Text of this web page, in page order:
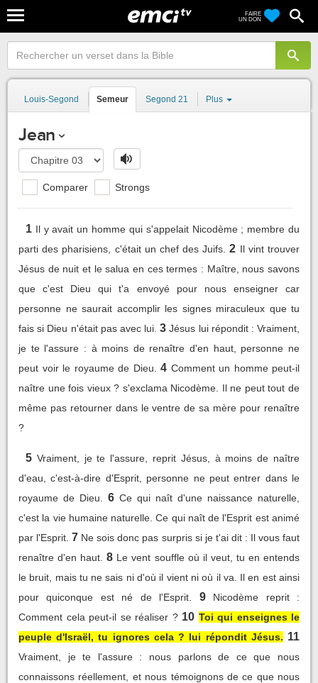
FAIRE
UN DON
Louis-Segond Semeur Segond 21 Plus
Jean
Comparer Strongs
1 Il y avait un homme qui s'appelait Nicodème ; membre du
parti des pharisiens, c'était un chef des Juifs. 2 Il vint trouver
Jésus de nuit et le salua en ces termes : Maître, nous savons
que c'est Dieu qui t'a envoyé pour nous enseigner car
personne ne saurait accomplir les signes miraculeux que tu
fais si Dieu n'était pas avec lui. 3 Jésus lui répondit : Vraiment,
je te l'assure : à moins de renaître d'en haut, personne ne
peut voir le royaume de Dieu.
4 Comment un homme peut-il
naître une fois vieux ? s'exclama Nicodème. Il ne peut tout de
même pas retourner dans le ventre de sa mère pour renaître
?
5 Vraiment, je te l'assure, reprit Jésus, à moins de naître
d'eau, c'est-à-dire d'Esprit, personne ne peut entrer dans le
royaume de Dieu.
6 Ce qui naît d'une naissance naturelle,
c'est la vie humaine naturelle. Ce qui naît de l'Esprit est animé
par l'Esprit. 7 Ne sois donc pas surpris si je t'ai dit : Il vous faut
renaître d'en haut. 8 Le vent souffle où il veut, tu en entends
le bruit, mais tu ne sais ni d'où il vient ni où il va. Il en est ainsi
pour quiconque est né de l'Esprit.
9
Nicodème reprit :
Comment cela peut-il se réaliser ? 10 Toi qui enseignes le
peuple d'Israël, tu ignores cela ? lui répondit Jésus. 11
Vraiment, je te l'assure : nous parlons de ce que nous
connaissons réellement, et nous témoignons de ce que nous